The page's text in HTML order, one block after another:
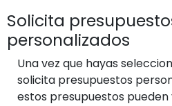
Solicita
personalizados
Una vez que hayas
solicita presupuestos
estos presupuestos